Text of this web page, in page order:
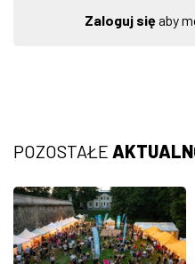
Zaloguj sięaby
POZOSTAŁE